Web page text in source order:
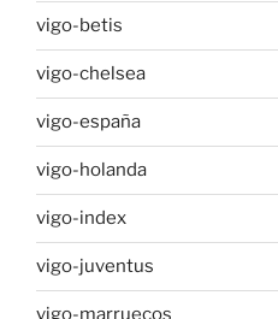
vigo-betis
vigo-chelsea
vigo-españa
vigo-holanda
vigo-index
vigo-juventus